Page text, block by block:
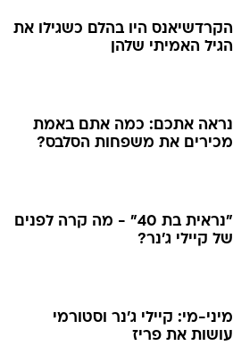
הקרדשיאנס היו בהלם כשגילו את
הגיל האמיתי שלהן
נראה אתכם: כמה אתם באמת
מכירים את משפחות הסלבס?
"נראית בת 40" - מה קרה לפנים
של קיילי ג'נר?
מיני-מי: קיילי ג'נר וסטורמי
עושות את פריז